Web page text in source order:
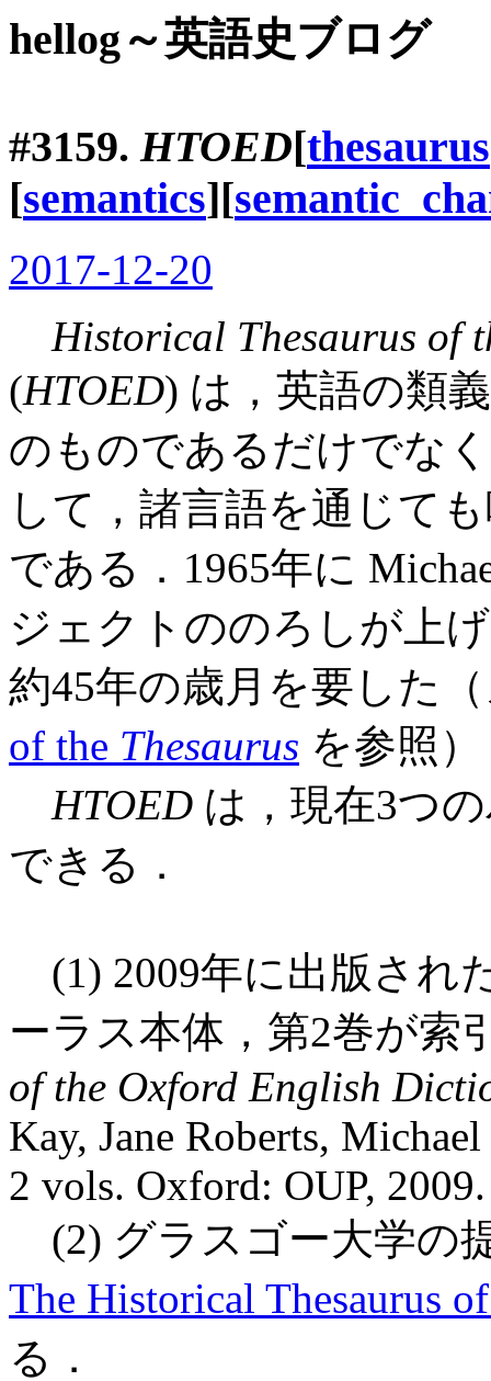
hellog～英語史ブログ
#3159.HTOED[thesaurus
[semantics][
2017-12-20
Historical Thesaurus of
(HTOED) は，英語の類
のものであるだけでな
して，諸言語を通じて
である．1965年に
ジェクトののろしが上
約45年の歳月を要した
of the Thesaurus を参照
HTOED は，現在3つ
できる．
(1) 2009年に出版され
ーラス本体，第2巻が索
of the Oxford English
Kay, Jane Roberts,
2 vols. Oxford: OUP, 2009.
(2) グラスゴー大学の
The Historical Thesaurus
る．